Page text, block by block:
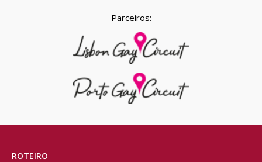
Parceiros:
ROTEIRO